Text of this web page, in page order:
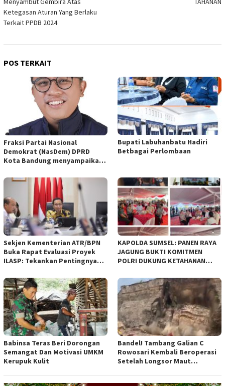
Ketegasan Aturan Yang Berlaku
Terkait PPDB 2024
POS TERKAIT
Fraksi Partai Nasional
Demokrat (NasDem) DPRD
Kota Bandung menyampaikan
empat Rancangan Peraturan
Daerah (Raperda) yang
diajukan Pemerintah Kota
Bandung
Bupati Labuhanbatu Hadiri
Betbagai Perlombaan
Sekjen Kementerian ATR/BPN
Buka Rapat Evaluasi Proyek
ILASP: Tekankan Pentingnya
Anggaran
KAPOLDA SUMSEL: PANEN RAYA
JAGUNG BUKTI KOMITMEN
POLRI DUKUNG KETAHANAN
Babinsa Teras Beri Dorongan
Semangat Dan Motivasi UMKM
Kerupuk Kulit
Bandel! Tambang Galian C
Rowosari Kembali Beroperasi
Setelah Longsor Maut